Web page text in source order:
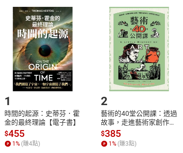
且已下載/存取電子書，不得請求退貨退款。
退貨方式：您欲取消訂單或辦理退貨時，請登
貨」，本店鋪將依您的申請進行審核，待審核
請注意，樂天市場須以整筆訂單為單位進行取
挑選商品
Choose
放入購物車
Shopping cart
購書後，如何開始使用？
Step1.選擇閱讀載具
1
時間的起源：史蒂芬．霍
金的最終理論【電子書】
$455
1 % (賺4點)
2
藝術的40堂公開課：透過
故事，走進藝術家創作現
場，看藝術如何誕生、如
何形塑人類生活【電子
書】
$385
1 % (賺3點)